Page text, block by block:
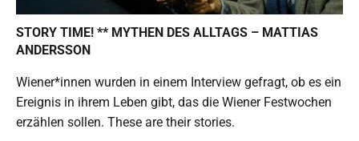
STORY TIME! ** MYTHEN DES ALLTAGS – MATTIAS
ANDERSSON
Wiener*innen wurden in einem Interview gefragt, ob es ein
Ereignis in ihrem Leben gibt, das die Wiener Festwochen
erzählen sollen. These are their stories.